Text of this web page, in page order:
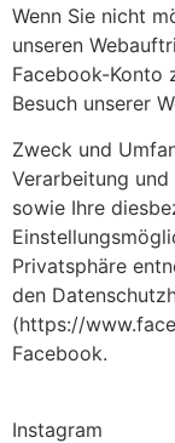
Wenn Sie nicht
unseren
Facebook-Konto
Besuch unserer
Zweck und
Verarbeitung
sowie Ihre
Privatsphäre
den
(https://
Facebook.
Instagram